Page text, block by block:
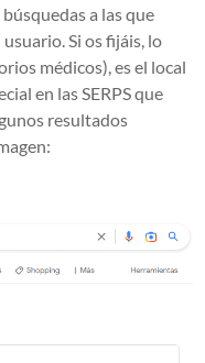
a las que
Si os fijáis, lo
médicos), es el local
en las SERPS que
resultados